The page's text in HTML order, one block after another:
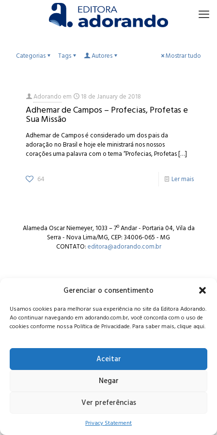
Gerenciar o consentimento
Usamos cookies para melhorar sua experiência no site da Editora Adorando.
Ao continuar navegando em adorando.com.br, você concorda com o uso de
cookies conforme nossa Política de Privacidade. Para saber mais, clique aqui.
Aceitar
Negar
Ver preferências
Privacy Statement
Categorias Tags Autores Mostrar tudo
Adorandoem 18 de January de 2018
Adhemar de Campos – Profecias, Profetas e
Sua Missão
Adhemar de Campos é considerado um dos pais da
adoração no Brasil e hoje ele ministrará nos nossos
corações uma palavra com o tema “Profecias, Profetas[…]
64 Ler mais
Alameda Oscar Niemeyer, 1033 – 7º Andar - Portaria 04, Vila da
Serra - Nova Lima/MG, CEP: 34006-065 - MG
CONTATO:editora@adorando.com.br
© Editora Adorando 2026. Todos os direitos reservados.
Consulte nossapolítica de privacidade.